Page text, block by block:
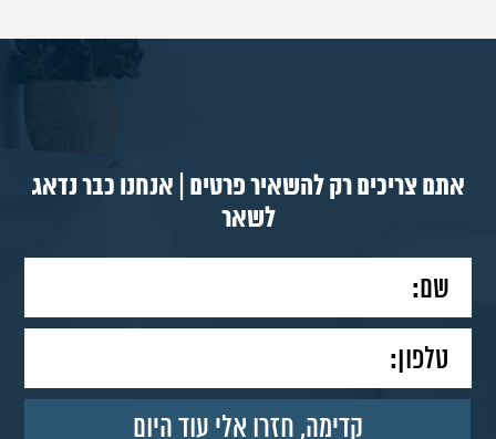
אתם צריכים רק להשאיר פרטים | אנחנו כבר נדאג
לשאר